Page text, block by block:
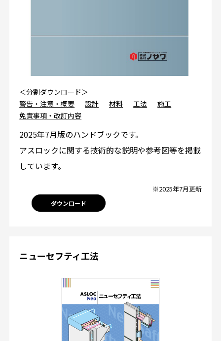
＜分割ダウンロード＞
警告・注意・概要
設計 材料 工法
施工
免責事項・改訂内容
2025年7月版のハンドブックです。
アスロックに関する技術的な説明や参考図等を掲載
しています。
※2025年7月更新
ダウンロード
ニューセフティ工法